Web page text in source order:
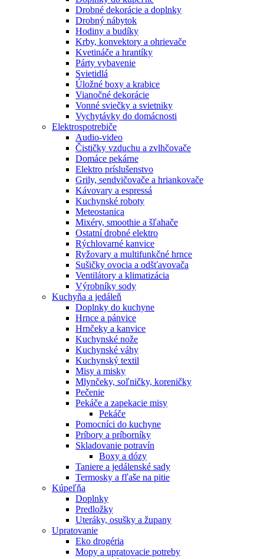
Drobné dekorácie a doplnky
Drobný nábytok
Hodiny a budíky
Krby, konvektory a ohrievače
Kvetináče a hrantíky
Párty vybavenie
Svietidlá
Úložné boxy a krabice
Vianočné dekorácie
Vonné sviečky a svietniky
Vychytávky do domácnosti
Elektrospotrebiče
Audio-video
Čističky vzduchu a zvlhčovače
Domáce pekárne
Elektro príslušenstvo
Grily, sendvičovače a hriankovače
Kávovary a espressá
Kuchynské roboty
Meteostanica
Mixéry, smoothie a šľahače
Ostatní drobné elektro
Rýchlovarné kanvice
Ryžovary a multifunkčné hrnce
Sušičky ovocia a odšťavovača
Ventilátory a klimatizácia
Výrobníky sody
Kuchyňa a jedáleň
Doplnky do kuchyne
Hrnce a pánvice
Hrnčeky a kanvice
Kuchynské nože
Kuchynské váhy
Kuchynský textil
Misy a misky
Mlynčeky, soľničky, koreničky
Pečenie
Pekáče a zapekacie misy
Pekáče
Pomocníci do kuchyne
Príbory a príborníky
Skladovanie potravín
Boxy a dózy
Taniere a jedálenské sady
Termosky a fľaše na pitie
Kúpeľňa
Doplnky
Predložky
Uteráky, osušky a župany
Upratovanie
Eko drogéria
Mopy a upratovacie potreby